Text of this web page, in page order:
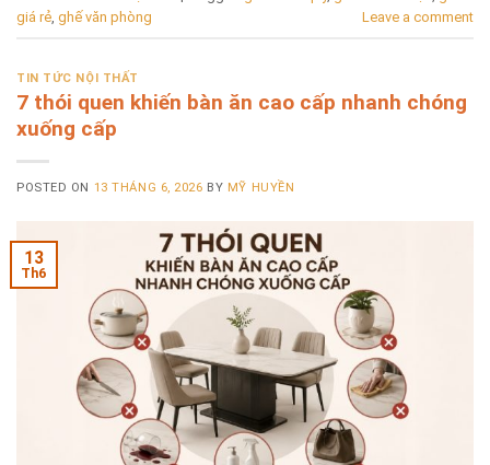
giá rẻ ghế văn phòng Leave a comment
TIN TỨC NỘI THẤT
7 thói quen khiến bàn ăn cao cấp nhanh chóng
xuống cấp
POSTED ON 13 THÁNG 6, 2026 BY MỸ HUYỀN
13
Th6